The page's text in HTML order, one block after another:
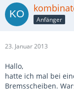
Anfänger
23. Januar 2013
Hallo,
hatte ich mal bei
Bremsscheiben.